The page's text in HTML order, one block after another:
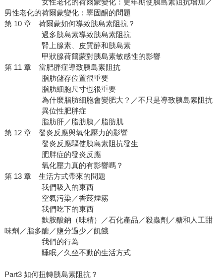
男性老化的荷爾蒙變化：睪固酮的問題
第 10 章 荷爾蒙如何導致胰島素阻抗？
過多胰島素導致胰島素阻抗
腎上腺素、皮質醇和胰島素
甲狀腺荷爾蒙對胰島素敏感性的影響
第 11 章 當肥胖症導致胰島素阻抗
脂肪儲存位置很重要
脂肪細胞尺寸也很重要
為什麼脂肪細胞會變肥大？／不只是導致胰島素阻抗
異位性肥胖症
脂肪肝／脂肪胰／脂肪肌
第 12 章 發炎反應與氧化壓力的影響
發炎反應驅使胰島素阻抗發生
肥胖症的發炎反應
氧化壓力真的有影響嗎？
第 13 章 生活方式帶來的問題
我們吸入的東西
空氣污染／香菸煙霧
我們吃下的東西
麩胺酸鈉（味精）／石化產品／殺蟲劑／糖和人工甜
味劑／脂多醣／鹽分過少／飢餓
我們的行為
睡眠／久坐不動的生活方式
Part3 如何扭轉胰島素阻抗？